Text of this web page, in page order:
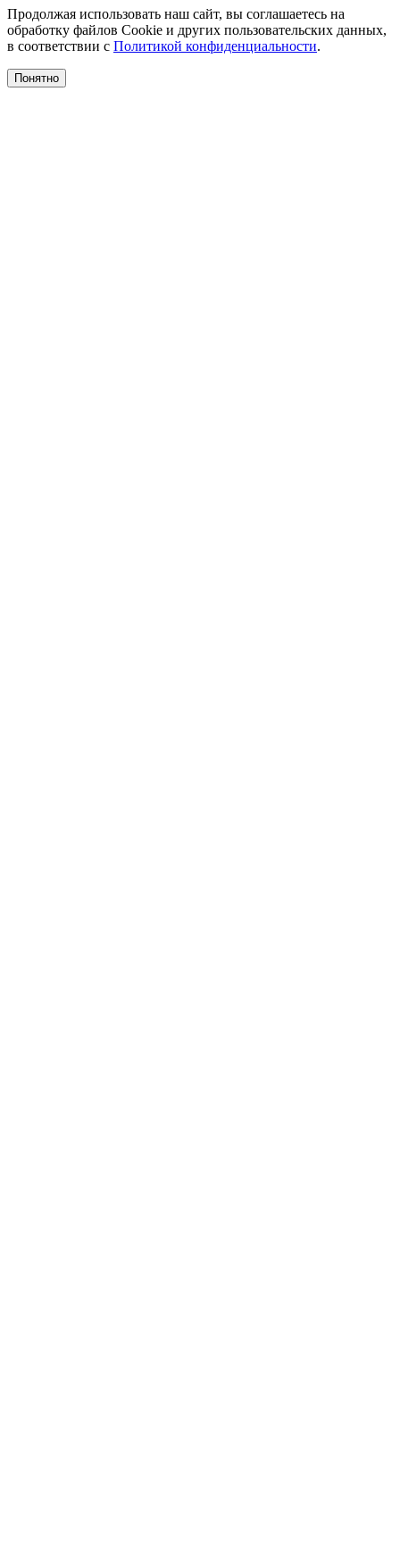
Продолжая использовать наш сайт, вы соглашаетесь на
обработку файлов Cookie и других пользовательских данных,
в соответствии с Политикой конфиденциальности.
Понятно